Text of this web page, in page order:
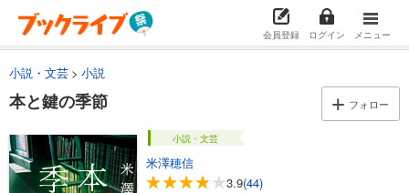
会員登録 ログイン メニュー
小説・文芸 小説
本と鍵の季節 フォロー
小説・文芸
米澤穂信
3.9(44)